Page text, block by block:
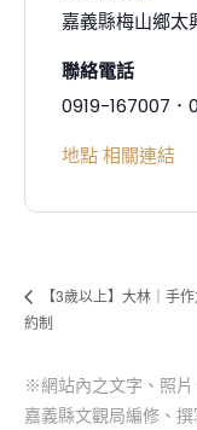
嘉義縣梅山鄉太
聯絡電話
0919-167007
地點 相關連結
【3歲以上】大林｜手
約制
※網站內之文字、照
嘉義縣文觀局編修、